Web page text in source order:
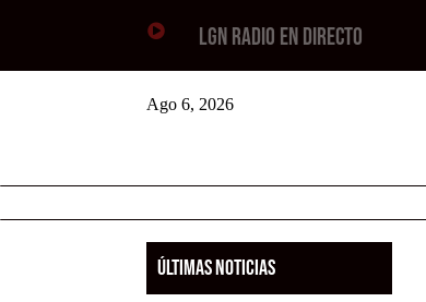
 LGN RADIO EN DIRECTO
Ago 6, 2026
ÚLTIMAS NOTICIAS